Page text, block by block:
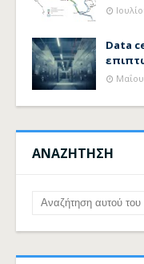
Data
ΑΝΑΖΗΤΗΣΗ